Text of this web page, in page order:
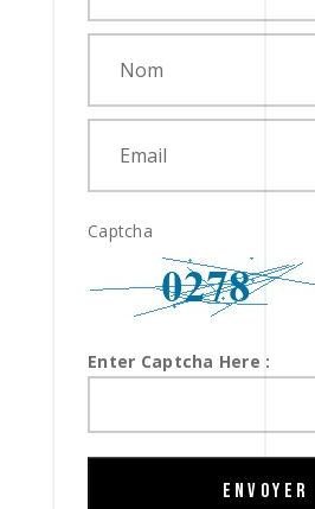
Captcha
Enter Captcha Here :
ENVOYER